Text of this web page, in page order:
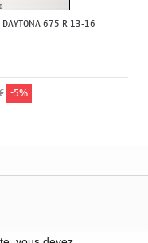
DAYTONA 675 R 13-16
-5%